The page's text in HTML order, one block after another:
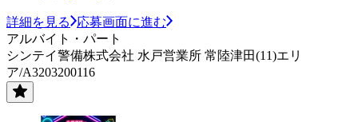
詳細を見る
応募画面に進む
アルバイト・パート
シンテイ警備株式会社 水戸営業所 常陸津田(11)エリ
ア/A3203200116